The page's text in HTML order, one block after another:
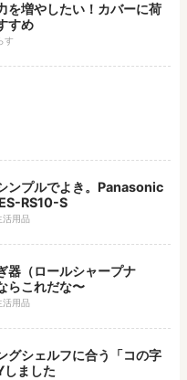
を増やしたい！カバーに荷
すめ
す
ンプルでよき。Panasonic
RS10-S
活用品
器（ロールシャープナ
らこれだな〜
活用品
グシェルフに合う「コの字
しました